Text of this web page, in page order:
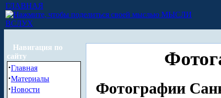
ГЛАВНАЯ
МЫСЛИ
ВСЛУХ
Навигация по
сайту
·Главная
·Материалы
·Новости Фотографии